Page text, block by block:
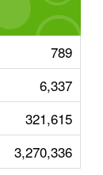
789
6,337
321,615
3,270,336